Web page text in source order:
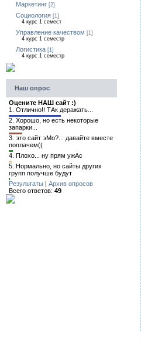
Маркетинг [2]
Социология [1]
4 курс 1 семест
Управление качеством [1]
4 курс 1 семестр
Логистика [1]
4 курс 1 семестр
Наш опрос
Оцените НАШ сайт :)
1. Отлично!! ТАк деражать...
2. Хорошо, но есть некоторые
запарки...
3. это сайт эМо?... давайте вместе
поплачем((
4. Плохо... ну прям ужАс
5. Нормально, но сайты других
групп получше будут
Результаты | Архив опросов
Всего ответов: 49